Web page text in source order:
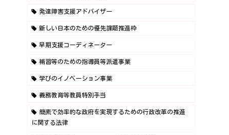
発達障害支援アドバイザー
新しい日本のための優先課題推進枠
早期支援コーディネーター
補習等のための指導員等派遣事業
学びのイノベーション事業
義務教育等教員特別手当
簡素で効率的な政府を実現するための行政改革の推進
に関する法律